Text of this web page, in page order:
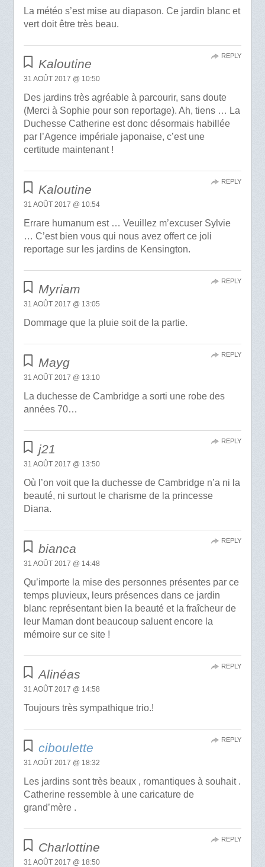
La météo s’est mise au diapason. Ce jardin blanc et
vert doit être très beau.
Kaloutine
31 AOÛT 2017 @ 10:50
Des jardins très agréable à parcourir, sans doute
(Merci à Sophie pour son reportage). Ah, tiens … La
Duchesse Catherine est donc désormais habillée
par l’Agence impériale japonaise, c’est une
certitude maintenant !
REPLY
Kaloutine
31 AOÛT 2017 @ 10:54
Errare humanum est … Veuillez m’excuser Sylvie
… C’est bien vous qui nous avez offert ce joli
reportage sur les jardins de Kensington.
REPLY
Myriam
31 AOÛT 2017 @ 13:05
Dommage que la pluie soit de la partie.
REPLY
Mayg
31 AOÛT 2017 @ 13:10
La duchesse de Cambridge a sorti une robe des
années 70…
REPLY
j21
31 AOÛT 2017 @ 13:50
Où l’on voit que la duchesse de Cambridge n’a ni la
beauté, ni surtout le charisme de la princesse
Diana.
REPLY
bianca
31 AOÛT 2017 @ 14:48
Qu’importe la mise des personnes présentes par ce
temps pluvieux, leurs présences dans ce jardin
blanc représentant bien la beauté et la fraîcheur de
leur Maman dont beaucoup saluent encore la
mémoire sur ce site !
REPLY
Alinéas
31 AOÛT 2017 @ 14:58
Toujours très sympathique trio.!
REPLY
ciboulette
31 AOÛT 2017 @ 18:32
Les jardins sont très beaux , romantiques à souhait .
Catherine ressemble à une caricature de
grand’mère .
REPLY
Charlottine
31 AOÛT 2017 @ 18:50
REPLY